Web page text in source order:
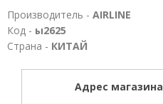
Производитель - AIRLINE
Код - ы2625
Страна - КИТАЙ
Адрес магазина